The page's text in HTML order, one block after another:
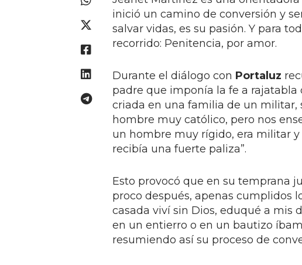
inició un camino de conversión y
salvar vidas, es su pasión. Y para
recorrido: Penitencia, por amor.
Durante el diálogo con Portaluz
padre que imponía la fe a rajatabla
criada en una familia de un militar,
hombre muy católico, pero nos
un hombre muy rígido, era militar
recibía una fuerte paliza”.
Esto provocó que en su temprana
proco después, apenas cumplidos
casada viví sin Dios, eduqué a mis
en un entierro o en un bautizo
resumiendo así su proceso de